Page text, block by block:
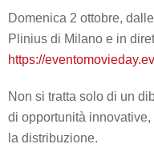
Domenica 2 ottobre,
Plinius di Milano e in
https://
Non si tratta solo di un
di opportunità
la distribuzione.